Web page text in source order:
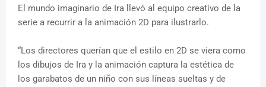
El mundo imaginario de Ira llevó al equipo creativo de la
serie a recurrir a la animación 2D para ilustrarlo.
“Los directores querían que el estilo en 2D se viera como
los dibujos de Ira y la animación captura la estética de
los garabatos de un niño con sus líneas sueltas y de